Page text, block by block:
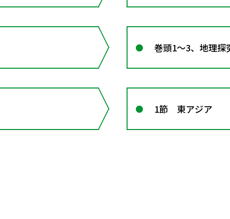
巻頭1～3、地理探
1節 東アジア